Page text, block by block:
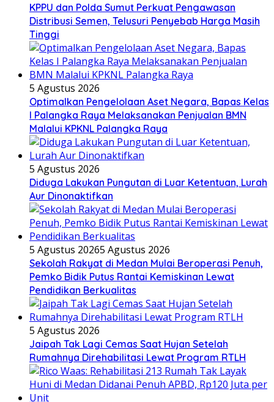
KPPU dan Polda Sumut Perkuat Pengawasan
Distribusi Semen, Telusuri Penyebab Harga Masih
Tinggi
5 Agustus 2026
Optimalkan Pengelolaan Aset Negara, Bapas Kelas
I Palangka Raya Melaksanakan Penjualan BMN
Malalui KPKNL Palangka Raya
5 Agustus 2026
Diduga Lakukan Pungutan di Luar Ketentuan, Lurah
Aur Dinonaktifkan
5 Agustus 20265 Agustus 2026
Sekolah Rakyat di Medan Mulai Beroperasi Penuh,
Pemko Bidik Putus Rantai Kemiskinan Lewat
Pendidikan Berkualitas
5 Agustus 2026
Jaipah Tak Lagi Cemas Saat Hujan Setelah
Rumahnya Direhabilitasi Lewat Program RTLH